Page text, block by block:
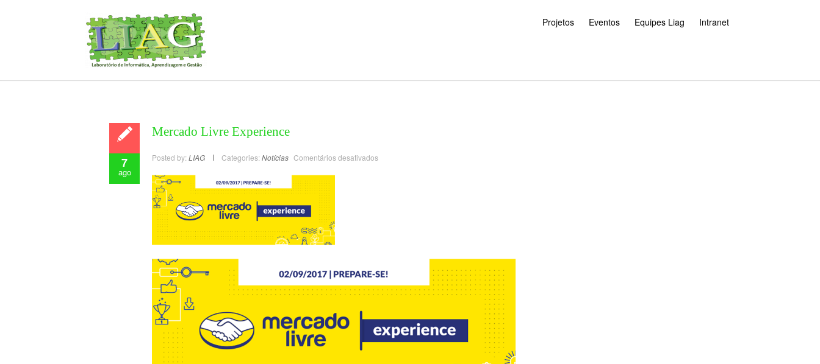
Projetos Eventos Equipes Liag Intranet
7
ago
Mercado Livre Experience
Posted by: LIAG Categories: Notícias Comentários desativados